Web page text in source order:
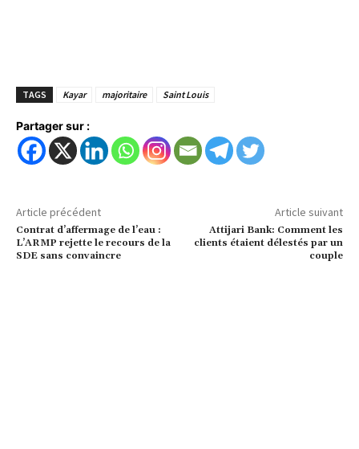
TAGS Kayar majoritaire Saint Louis
Partager sur :
Article précédent
Contrat d’affermage de l’eau :
L’ARMP rejette le recours de la
SDE sans convaincre
Article suivant
Attijari Bank: Comment les
clients étaient délestés par un
couple